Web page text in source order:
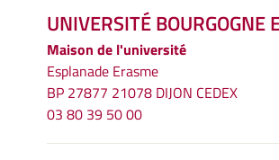
UNIVERSITÉ BOURGOGNE
Maison de l'université
Esplanade Erasme
BP 27877 21078 DIJON CEDEX
03 80 39 50 00